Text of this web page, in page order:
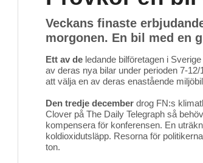
Veckans finaste
morgonen. En bil med en
Ett av de ledande bilföretagen i
av deras nya bilar under perioden 7-
att välja en av deras enastående
Den tredje december drog FN:s
Clover på The Daily Telegraph så
kompensera för konferensen. En
koldioxidutsläpp. Resorna för
ton.